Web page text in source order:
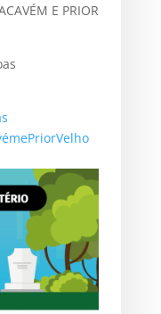
E PRIOR